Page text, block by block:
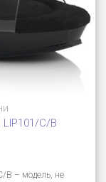
C/B
B – модель, не